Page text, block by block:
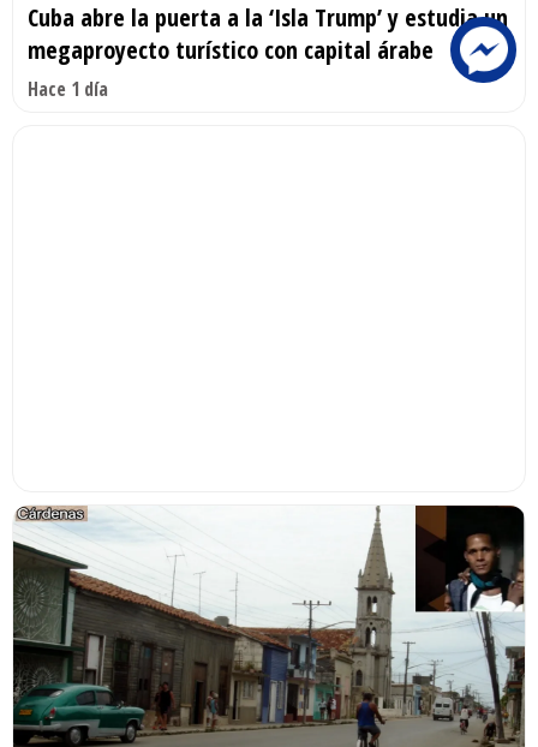
Cuba abre la puerta a la ‘Isla Trump’ y estudia un
megaproyecto turístico con capital árabe
Hace 1 día